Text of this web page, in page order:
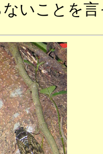
いことを